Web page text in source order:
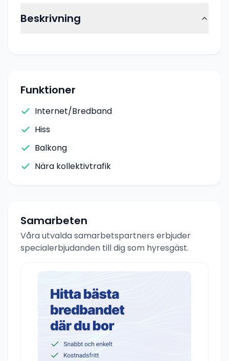
Beskrivning
Funktioner
Internet/Bredband
Hiss
Balkong
Nära kollektivtrafik
Samarbeten
Våra utvalda samarbetspartners erbjuder
specialerbjudanden till dig som hyresgäst.